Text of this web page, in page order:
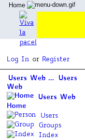
Log In or Register
Users Web ... Users
Web
Users Web
Home
Users
Groups
Index
Home